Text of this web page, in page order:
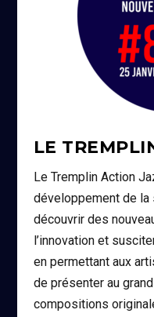
LE
Le Tremplin Action
développement de la
découvrir des
l’innovation et
en permettant aux
de présenter au
compositions